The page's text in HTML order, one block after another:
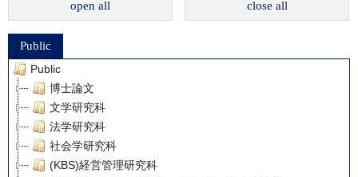
open all close all
Public
Public
博士論文
文学研究科
法学研究科
社会学研究科
(KBS)経営管理研究科